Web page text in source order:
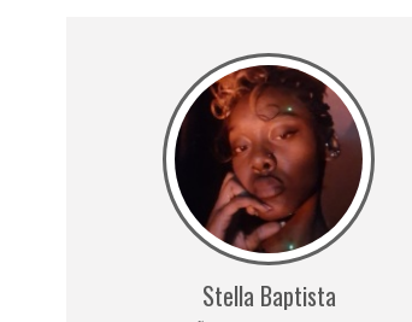
Stella Baptista